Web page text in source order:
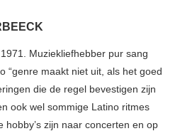
Muziekliefhebber pur sang
“genre maakt niet uit, als het goed
die de regel bevestigen zijn
ook wel sommige Latino ritmes
hobby’s zijn naar concerten en op